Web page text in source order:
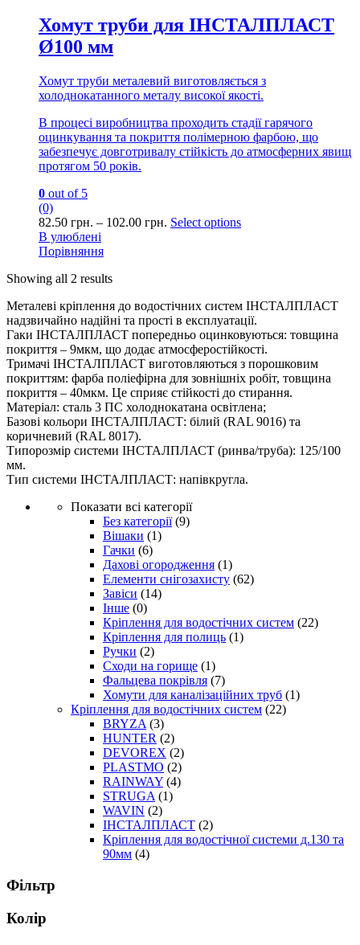
Хомут труби для ІНСТАЛПЛАСТ
Ø100 мм
Хомут труби металевий виготовляється з
холоднокатанного металу високої якості.
В процесі виробництва проходить стадії гарячого
оцинкування та покриття полімерною фарбою, що
забезпечує довготривалу стійкість до атмосферних явищ
протягом 50 років.
0 out of 5
(0)
82.50 грн. – 102.00 грн. Select options
В улюблені
Порівняння
Showing all 2 results
Металеві кріплення до водостічних систем ІНСТАЛПЛАСТ
надзвичайно надійні та прості в експлуатації.
Гаки ІНСТАЛПЛАСТ попередньо оцинковуються: товщина
покриття – 9мкм, що додає атмосферостійкості.
Тримачі ІНСТАЛПЛАСТ виготовляються з порошковим
покриттям: фарба поліефірна для зовнішніх робіт, товщина
покриття – 40мкм. Це сприяє стійкості до стирання.
Матеріал: сталь 3 ПС холоднокатана освітлена;
Базові кольори ІНСТАЛПЛАСТ: білий (RAL 9016) та
коричневий (RAL 8017).
Типорозмір системи ІНСТАЛПЛАСТ (ринва/труба): 125/100
мм.
Тип системи ІНСТАЛПЛАСТ: напівкругла.
Показати всі категорії
Без категорії (9)
Вішаки (1)
Гачки (6)
Дахові огородження (1)
Елементи снігозахисту (62)
Завіси (14)
Інше (0)
Кріплення для водостічних систем (22)
Кріплення для полиць (1)
Ручки (2)
Сходи на горище (1)
Фальцева покрівля (7)
Хомути для каналізаційних труб (1)
Кріплення для водостічних систем (22)
BRYZA (3)
HUNTER (2)
DEVOREX (2)
PLASTMO (2)
RAINWAY (4)
STRUGA (1)
WAVIN (2)
ІНСТАЛПЛАСТ (2)
Кріплення для водостічної системи д.130 та
90мм (4)
Фільтр
Колір